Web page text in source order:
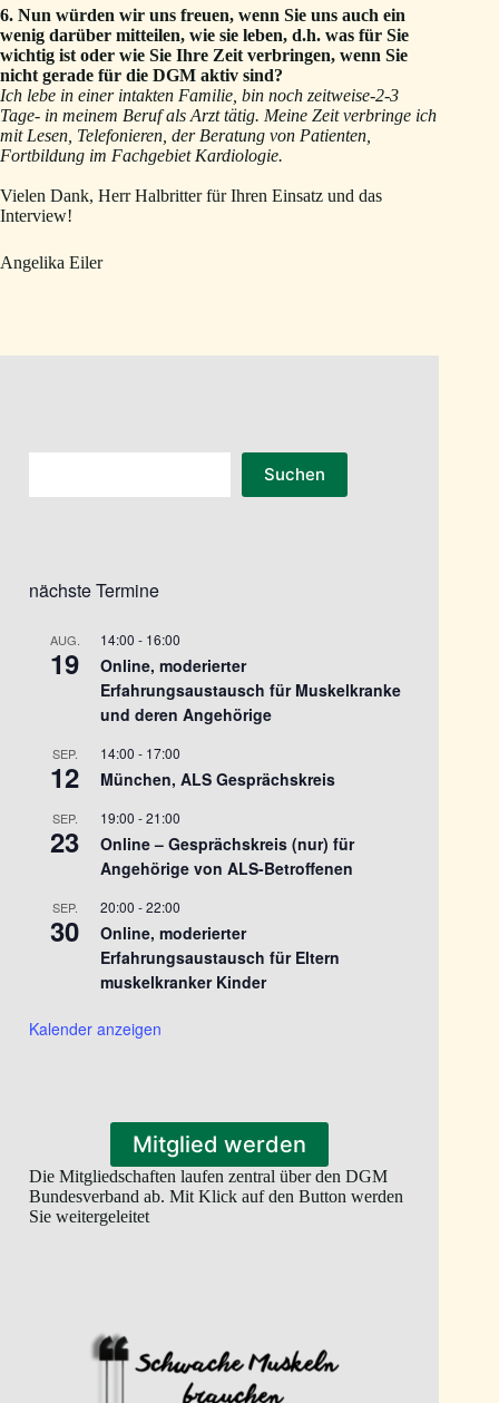
6. Nun würden wir uns freuen, wenn Sie uns auch ein
wenig darüber mitteilen, wie sie leben, d.h. was für Sie
wichtig ist oder wie Sie Ihre Zeit verbringen, wenn Sie
nicht gerade für die DGM aktiv sind?
Ich lebe in einer intakten Familie, bin noch zeitweise-2-3
Tage- in meinem Beruf als Arzt tätig. Meine Zeit verbringe ich
mit Lesen, Telefonieren, der Beratung von Patienten,
Fortbildung im Fachgebiet Kardiologie.
Vielen Dank, Herr Halbritter für Ihren Einsatz und das
Interview!
Angelika Eiler
Suchen
nächste Termine
AUG.
19
14:00 - 16:00
Online, moderierter
Erfahrungsaustausch für Muskelkranke
und deren Angehörige
SEP.
12
14:00 - 17:00
München, ALS Gesprächskreis
SEP.
23
19:00 -21:00
Online – Gesprächskreis (nur) für
Angehörige von ALS-Betroffenen
SEP.
30
20:00 -22:00
Online, moderierter
Erfahrungsaustausch für Eltern
muskelkranker Kinder
Kalender anzeigen
Mitglied werden
Die Mitgliedschaften laufen zentral über den DGM
Bundesverband ab. Mit Klick auf den Button werden
Sie weitergeleitet